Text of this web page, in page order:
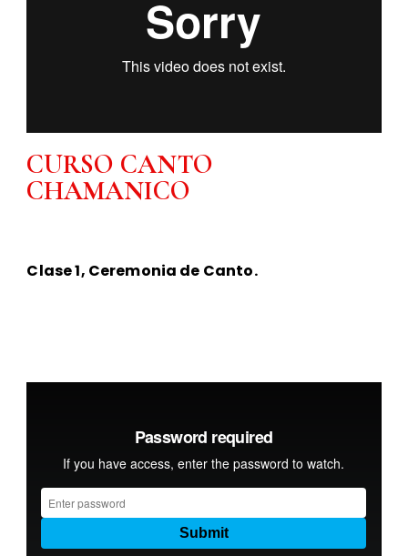
CURSO CANTO
CHAMANICO
Clase 1, Ceremonia de Canto.